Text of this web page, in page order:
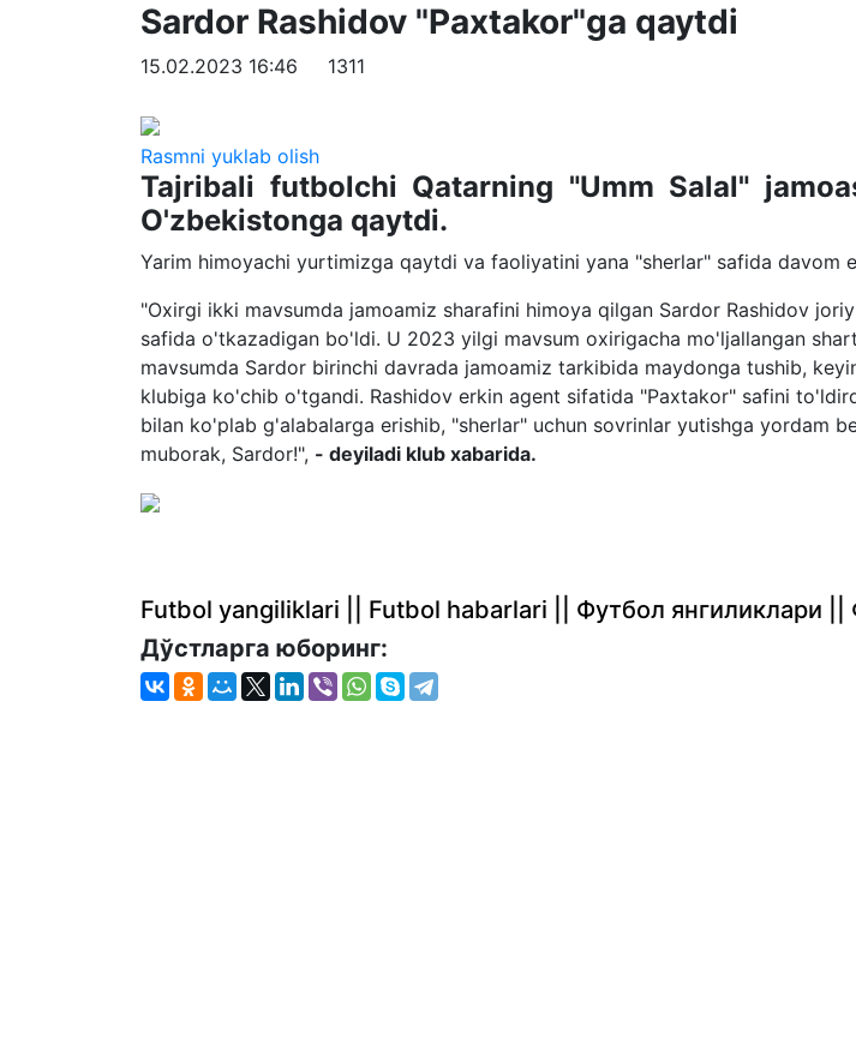
Sardor Rashidov "Paxtakor"ga qaytdi
15.02.2023 16:46 1311
Rasmni yuklab olish
Tajribali futbolchi Qatarning "Umm Salal"
O'zbekistonga qaytdi.
Yarim himoyachi yurtimizga qaytdi va faoliyatini yana "sherlar" safida davom
"Oxirgi ikki mavsumda jamoamiz sharafini himoya qilgan Sardor Rashidov
safida o'tkazadigan bo'ldi. U 2023 yilgi mavsum oxirigacha mo'ljallangan
mavsumda Sardor birinchi davrada jamoamiz tarkibida maydonga tushib,
klubiga ko'chib o'tgandi. Rashidov erkin agent sifatida "Paxtakor" safini
bilan ko'plab g'alabalarga erishib, "sherlar" uchun sovrinlar yutishga yordam
muborak, Sardor!", - deyiladi klub xabarida.
Futbol yangiliklari || Futbol habarlari || Футбол янгиликлари ||
Дўстларга юборинг: